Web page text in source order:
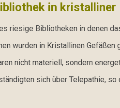
in kristalliner
riesige Bibliotheken in denen
wurden in Kristallinen
nicht materiell, sondern
sich über Telepathie,